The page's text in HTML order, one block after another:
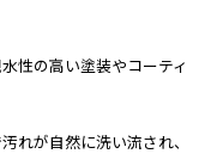
性の高い塗装やコーティ
れが自然に洗い流され、